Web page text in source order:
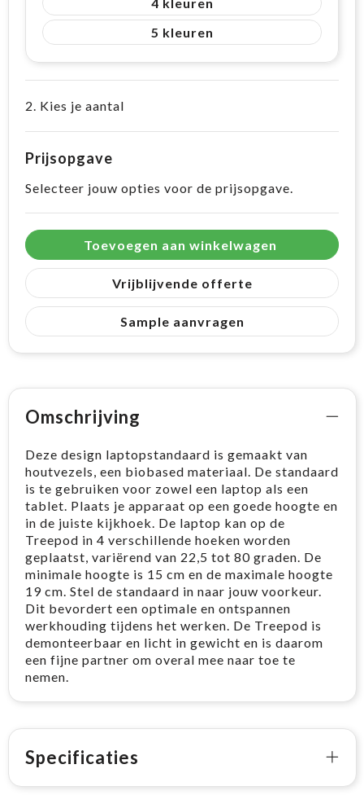
5
2. Kies je aantal
Prijsopgave
Selecteer jouw opties voor de prijsopgave.
Toevoegen aan winkelwagen
Vrijblijvende offerte
Sample aanvragen
Omschrijving
Deze design laptopstandaard is gemaakt van
houtvezels, een biobased materiaal. De standaard
is te gebruiken voor zowel een laptop als een
tablet. Plaats je apparaat op een goede hoogte en
in de juiste kijkhoek. De laptop kan op de
Treepod in 4 verschillende hoeken worden
geplaatst, variërend van 22,5 tot 80 graden. De
minimale hoogte is 15 cm en de maximale hoogte
19 cm. Stel de standaard in naar jouw voorkeur.
Dit bevordert een optimale en ontspannen
werkhouding tijdens het werken. De Treepod is
demonteerbaar en licht in gewicht en is daarom
een fijne partner om overal mee naar toe te
nemen.
Specificaties